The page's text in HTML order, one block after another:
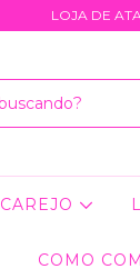
LOJA DE
COMO